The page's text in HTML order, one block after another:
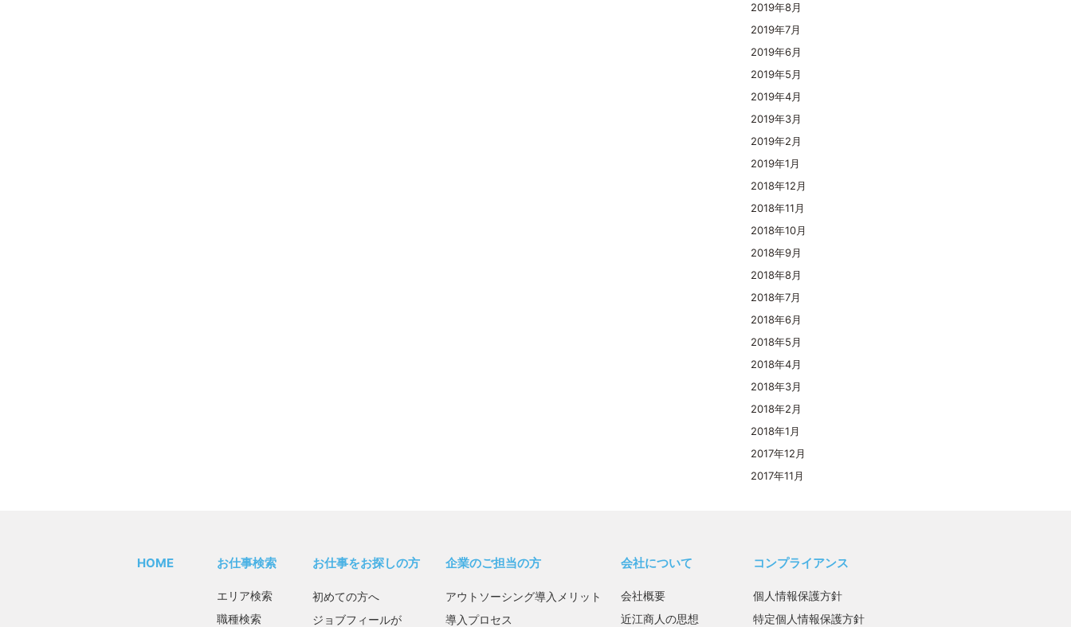
2019年8月
2019年7月
2019年6月
2019年5月
2019年4月
2019年3月
2019年2月
2019年1月
2018年12月
2018年11月
2018年10月
2018年9月
2018年8月
2018年7月
2018年6月
2018年5月
2018年4月
2018年3月
2018年2月
2018年1月
2017年12月
2017年11月
HOME お仕事検索
エリア検索
職種検索
お仕事をお探しの方
初めての方へ
ジョブフィールが
企業のご担当の方
アウトソーシング導入メリット
導入プロセス
会社について
会社概要
近江商人の思想
コンプライアンス
個人情報保護方針
特定個人情報保護方針